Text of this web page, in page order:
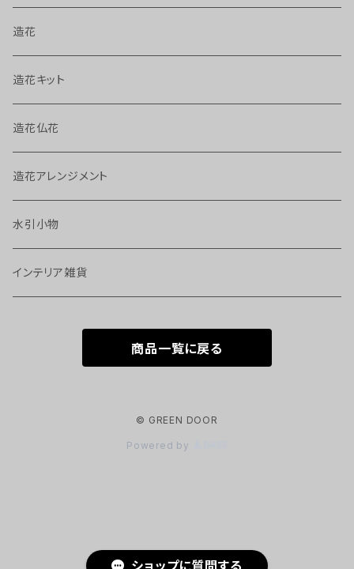
ショップに質問する
造花
造花キット
造花仏花
造花アレンジメント
水引小物
インテリア雑貨
商品一覧に戻る
© GREEN DOOR
Powered by